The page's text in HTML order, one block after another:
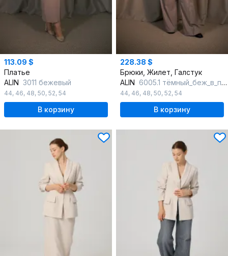
113.09 $
Платье
ALIN 3011 бежевый
44, 46, 48, 50, 52, 54
В корзину
228.38 $
Брюки, Жилет, Галстук
ALIN 6005.1 тёмный_беж_в_полоску
44, 46, 48, 50, 52, 54
В корзину